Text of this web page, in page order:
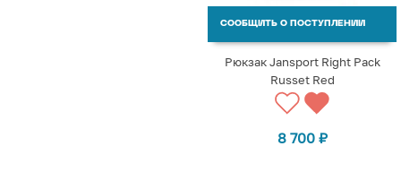
СООБЩИТЬ О ПОСТУПЛЕНИИ
Рюкзак Jansport Right Pack
Russet Red
8 700 ₽